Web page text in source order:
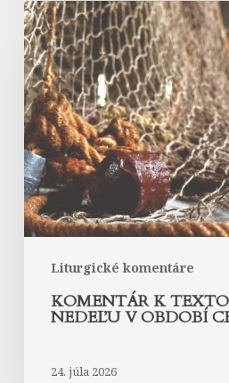
Liturgické komentáre
Komentár
k
textom
na
17.
nedeľu
v
období
cez
rok
„A“
KOMENTÁR K
NEDEĽU V OBDOBÍ
24. júla 2026